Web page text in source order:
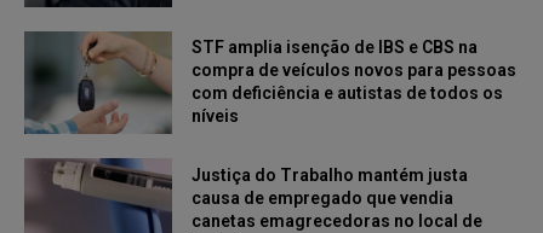
STF amplia isenção de IBS e CBS na
compra de veículos novos para pessoas
com deficiência e autistas de todos os
níveis
Justiça do Trabalho mantém justa
causa de empregado que vendia
canetas emagrecedoras no local de